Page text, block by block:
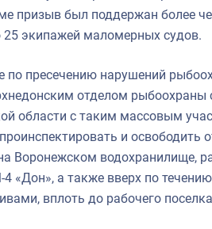
призыв был поддержан более
экипажей маломерных судов.
по пресечению нарушений
отделом
области с таким массовым
и освободить
Воронежском водохранилище,
«Дон», а также вверх по
вплоть до рабочего